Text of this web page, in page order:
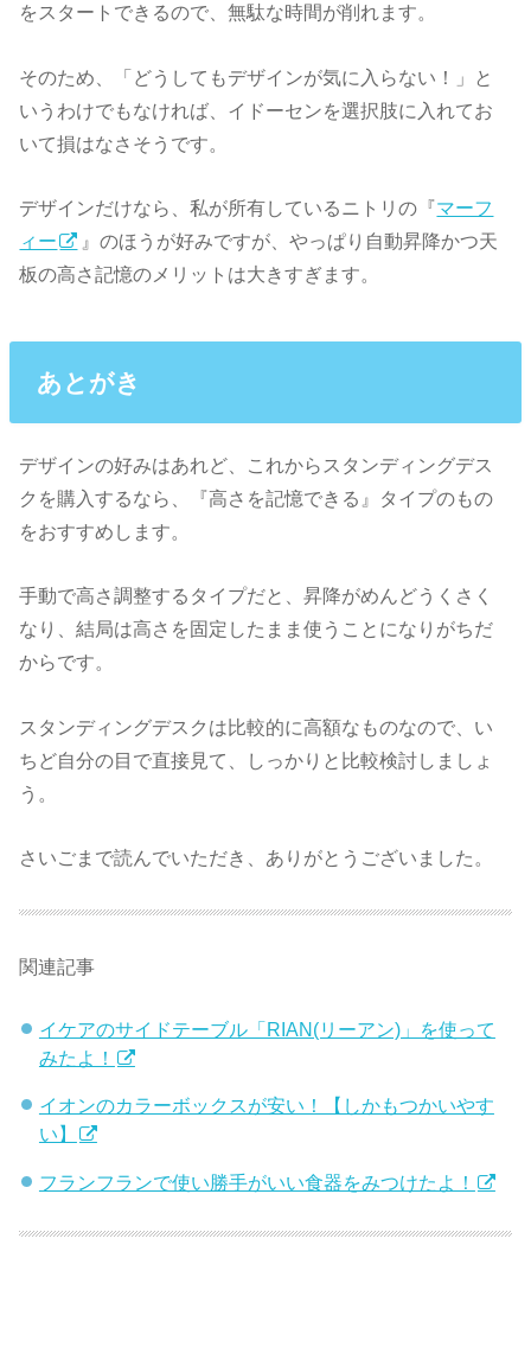
をスタートできるので、無駄な時間が削れます。
そのため、「どうしてもデザインが気に入らない！」と
いうわけでもなければ、イドーセンを選択肢に入れてお
いて損はなさそうです。
デザインだけなら、私が所有しているニトリの『マーフ
ィー
』のほうが好みですが、やっぱり自動昇降かつ天
板の高さ記憶のメリットは大きすぎます。
あとがき
デザインの好みはあれど、これからスタンディングデス
クを購入するなら、『高さを記憶できる』タイプのもの
をおすすめします。
手動で高さ調整するタイプだと、昇降がめんどうくさく
なり、結局は高さを固定したまま使うことになりがちだ
からです。
スタンディングデスクは比較的に高額なものなので、い
ちど自分の目で直接見て、しっかりと比較検討しましょ
う。
さいごまで読んでいただき、ありがとうございました。
関連記事
イケアのサイドテーブル「RIAN(リーアン)」を使って
みたよ！
イオンのカラーボックスが安い！【しかもつかいやす
い】
フランフランで使い勝手がいい食器をみつけたよ！